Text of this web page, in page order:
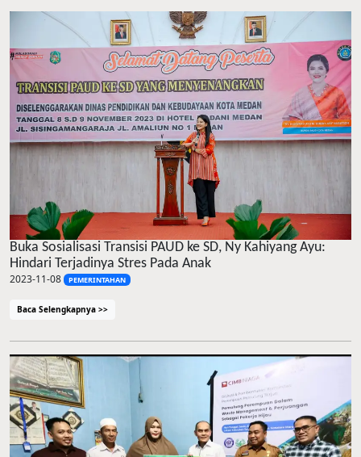
Buka Sosialisasi Transisi PAUD ke SD, Ny Kahiyang Ayu:
Hindari Terjadinya Stres Pada Anak
2023-11-08 PEMERINTAHAN
Baca Selengkapnya >>